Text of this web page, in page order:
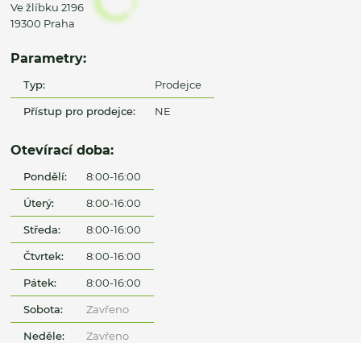
Ve žlíbku 2196
19300 Praha
Parametry:
Typ: Prodejce
Přístup pro prodejce: NE
Otevírací doba:
Pondělí: 8:00-16:00
Úterý: 8:00-16:00
Středa: 8:00-16:00
Čtvrtek: 8:00-16:00
Pátek: 8:00-16:00
Sobota: Zavřeno
Neděle: Zavřeno